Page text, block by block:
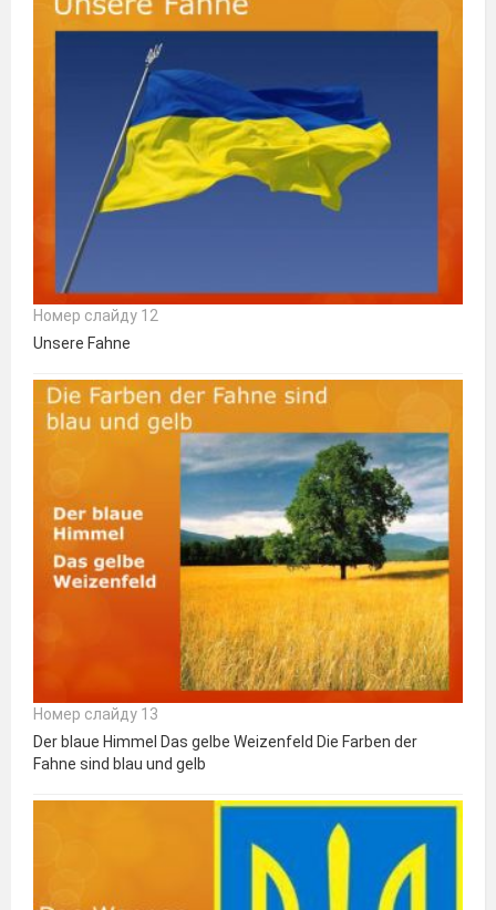
Номер слайду 12
Unsere Fahne
Номер слайду 13
Der blaue Himmel Das gelbe Weizenfeld Die Farben der
Fahne sind blau und gelb